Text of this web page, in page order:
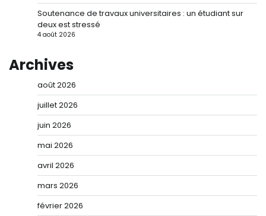
Soutenance de travaux universitaires : un étudiant sur
deux est stressé
4 août 2026
Archives
août 2026
juillet 2026
juin 2026
mai 2026
avril 2026
mars 2026
février 2026